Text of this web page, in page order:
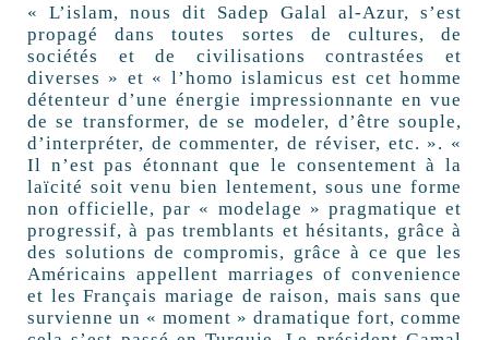
« L’islam, nous dit Sadep Galal al-Azur, s’est
propagé dans toutes sortes de cultures, de
sociétés et de civilisations contrastées et
diverses » et « l’homo islamicus est cet homme
détenteur d’une énergie impressionnante en vue
de se transformer, de se modeler, d’être souple,
d’interpréter, de commenter, de réviser, etc. ». «
Il n’est pas étonnant que le consentement à la
laïcité soit venu bien lentement, sous une forme
non officielle, par « modelage » pragmatique et
progressif, à pas tremblants et hésitants, grâce à
des solutions de compromis, grâce à ce que les
Américains appellent marriages of convenience
et les Français mariage de raison, mais sans que
survienne un « moment » dramatique fort, comme